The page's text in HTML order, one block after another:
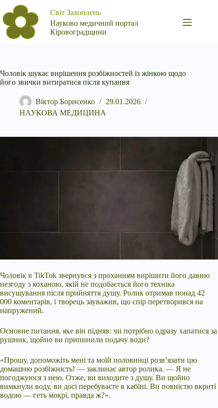
Перейти
до
вмісту
Світ Захоплень
Науково медичний портал
Кіровоградщини
Чоловік шукає вирішення розбіжностей із жінкою щодо
його звички витиратися після купання
Віктор Борисенко
29.01.2026
НАУКОВА МЕДИЦИНА
Чоловік в TikTok звернувся з проханням вирішити його давню
незгоду з коханою, якій не подобається його техніка
висушування після прийняття душу. Ролик отримав понад 42
000 коментарів, і творець зауважив, що спір перетворився на
напружений.
Основне питання, яке він підняв: чи потрібно одразу хапатися за
рушник, щойно ви припинили подачу води?
«Прошу, допоможіть мені та моїй половинці розв’язати цю
домашню розбіжність! — заклинає автор ролика. — Я не
погоджуюся з нею. Отже, ви виходите з душу. Ви щойно
вимкнули воду, ви досі перебуваєте в кабіні. Ви повністю вкриті
водою — геть мокрі, правда ж?».